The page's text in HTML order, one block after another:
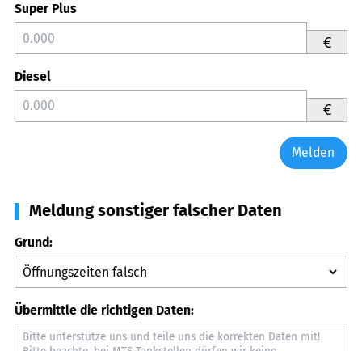
Super Plus
€
Diesel
€
Melden
Meldung sonstiger falscher Daten
Grund:
Übermittle die richtigen Daten: